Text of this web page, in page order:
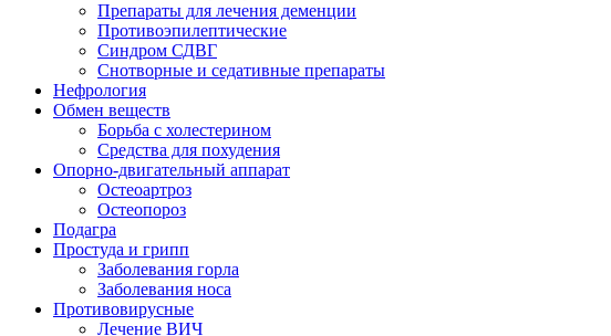
Препараты для лечения деменции
Противоэпилептические
Синдром СДВГ
Снотворные и седативные препараты
Нефрология
Обмен веществ
Борьба с холестерином
Средства для похудения
Опорно-двигательный аппарат
Остеоартроз
Остеопороз
Подагра
Простуда и грипп
Заболевания горла
Заболевания носа
Противовирусные
Лечение ВИЧ